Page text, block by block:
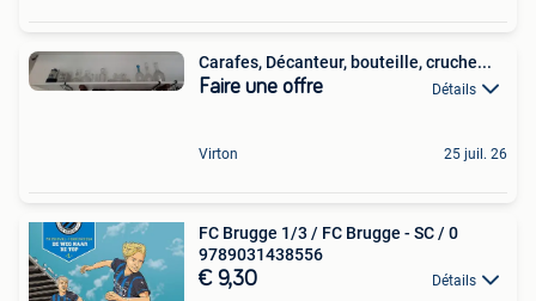
Carafes, Décanteur, bouteille, cruche...
Faire une offre Détails
Virton 25 juil. 26
FC Brugge 1/3 / FC Brugge - SC / 0
9789031438556
€ 9,30 Détails